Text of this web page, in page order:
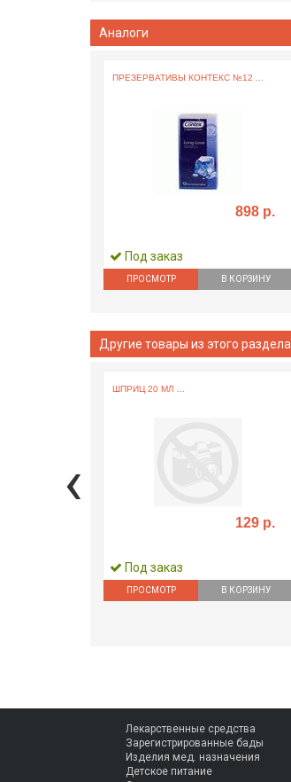
Аналоги
ПРЕЗЕРВАТИВЫ КОНТЕКС №12 ...
898 р.
Под заказ
ПРОСМОТР В КОРЗИНУ
Другие товары из этого раздела
ШПРИЦ 20 МЛ ...
129 р.
Под заказ
ПРОСМОТР В КОРЗИНУ
‹
Лекарственные средства
Зарегистрированные бады
Изделия мед. назначения
Детское питание